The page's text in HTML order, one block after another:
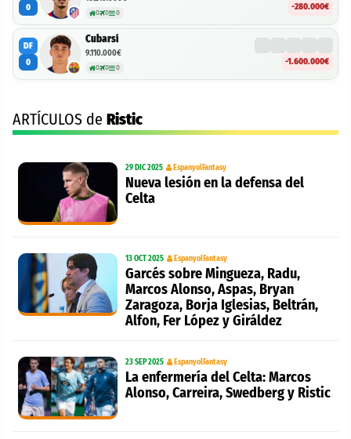
0 0 0 0
-280.000€
DF
0
Cubarsí
9.110.000€
0 0 0
-1.600.000€
ARTÍCULOS de Ristic
29 DIC 2025 EspanyolFantasy
Nueva lesión en la defensa del
Celta
13 OCT 2025 EspanyolFantasy
Garcés sobre Mingueza, Radu,
Marcos Alonso, Aspas, Bryan
Zaragoza, Borja Iglesias, Beltrán,
Alfon, Fer López y Giráldez
23 SEP 2025 EspanyolFantasy
La enfermería del Celta: Marcos
Alonso, Carreira, Swedberg y Ristic